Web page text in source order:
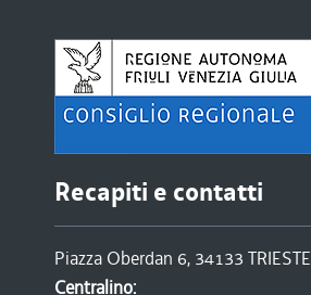
Recapiti e contatti
Piazza Oberdan 6, 34133 TRIESTE
Centralino: